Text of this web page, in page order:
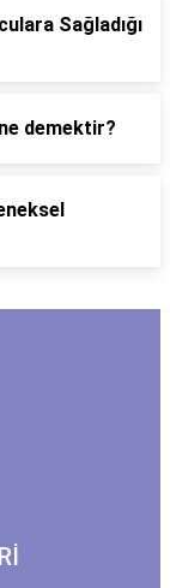
Sağladığı
demektir?